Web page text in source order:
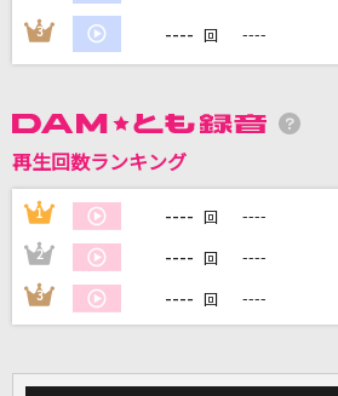
Highlight(パワフルプロ野球
杏子
津吹みゆ
英雄
doa
3 ---- 回 ----
再生回数ランキング
1 ---- 回 ----
2 ---- 回 ----
3 ---- 回 ----